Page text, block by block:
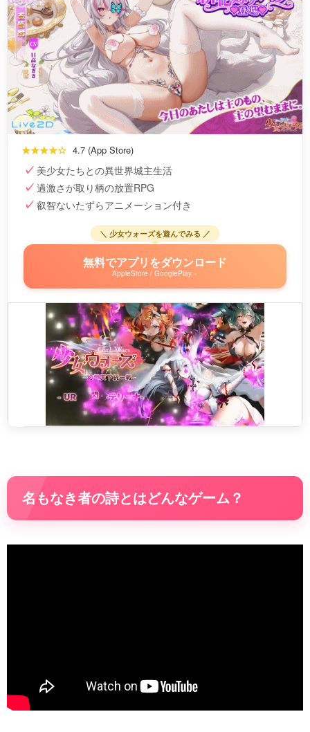
★★★★☆ 4.7 (App Store)
美少女たちとの異世界城主生活
過激さが取り柄の放置RPG
叡智ないたずらアニメーション付き
＼ 少女ウォーズを遊んでみる ／
無料でアプリをダウンロード
AppleStore / GooglePlay »
名もなき者の詩とはどんなゲーム？